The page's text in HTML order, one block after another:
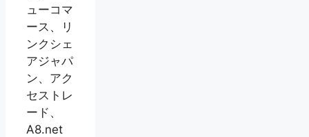
ューコマ
ース、リ
ンクシェ
アジャパ
ン、アク
セストレ
ード、
A8.net